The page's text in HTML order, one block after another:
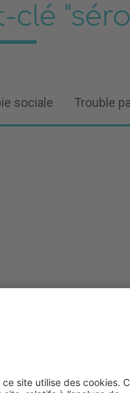
sociale Trouble